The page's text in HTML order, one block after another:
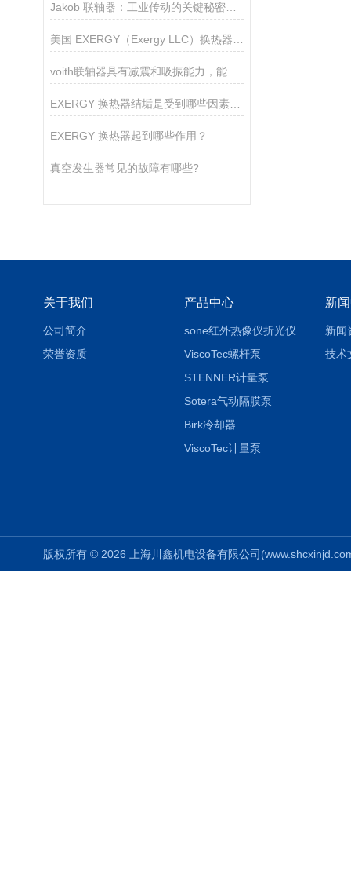
Jakob 联轴器：工业传动的关键秘密是什么？
voith联轴器具有减震和吸振能力，能够减少机械装置的振动和噪音
EXERGY 换热器结垢是受到哪些因素的影响？
EXERGY 换热器起到哪些作用？
真空发生器常见的故障有哪些?
关于我们
公司简介
荣誉资质
产品中心
sone红外热像仪折光仪
ViscoTec螺杆泵
STENNER计量泵
Sotera气动隔膜泵
Birk冷却器
ViscoTec计量泵
新
新闻
技术
版权所有 © 2026 上海川鑫机电设备有限公司